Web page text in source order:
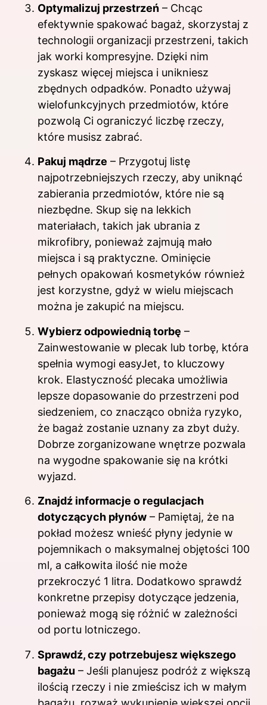
Optymalizuj przestrzeń – Chcąc
efektywnie spakować bagaż, skorzystaj z
technologii organizacji przestrzeni, takich
jak worki kompresyjne. Dzięki nim
zyskasz więcej miejsca i unikniesz
zbędnych odpadków. Ponadto używaj
wielofunkcyjnych przedmiotów, które
pozwolą Ci ograniczyć liczbę rzeczy,
które musisz zabrać.
Pakuj mądrze – Przygotuj listę
najpotrzebniejszych rzeczy, aby uniknąć
zabierania przedmiotów, które nie są
niezbędne. Skup się na lekkich
materiałach, takich jak ubrania z
mikrofibry, ponieważ zajmują mało
miejsca i są praktyczne. Ominięcie
pełnych opakowań kosmetyków również
jest korzystne, gdyż w wielu miejscach
można je zakupić na miejscu.
Wybierz odpowiednią torbę –
Zainwestowanie w plecak lub torbę, która
spełnia wymogi easyJet, to kluczowy
krok. Elastyczność plecaka umożliwia
lepsze dopasowanie do przestrzeni pod
siedzeniem, co znacząco obniża ryzyko,
że bagaż zostanie uznany za zbyt duży.
Dobrze zorganizowane wnętrze pozwala
na wygodne spakowanie się na krótki
wyjazd.
Znajdź informacje o regulacjach
dotyczących płynów – Pamiętaj, że na
pokład możesz wnieść płyny jedynie w
pojemnikach o maksymalnej objętości 100
ml, a całkowita ilość nie może
przekroczyć 1 litra. Dodatkowo sprawdź
konkretne przepisy dotyczące jedzenia,
ponieważ mogą się różnić w zależności
od portu lotniczego.
Sprawdź, czy potrzebujesz większego
bagażu – Jeśli planujesz podróż z większą
ilością rzeczy i nie zmieścisz ich w małym